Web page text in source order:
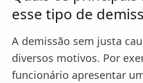
esse tipo de
A demissão sem justa
diversos motivos. Por
funcionário apresentar